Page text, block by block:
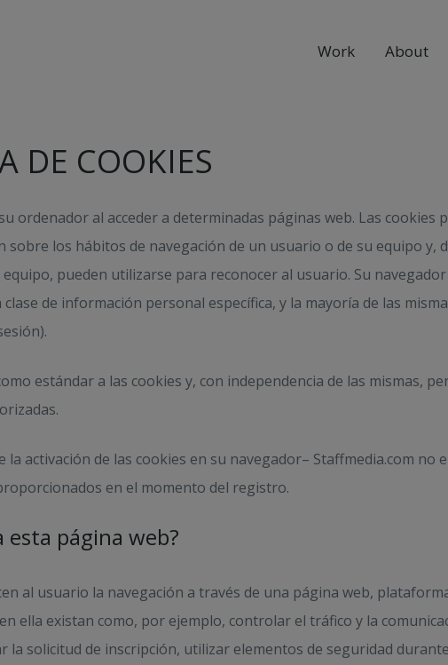
Work About
DE COOKIES
ordenador al acceder a determinadas páginas web. Las
sobre los hábitos de navegación de un usuario o de su equipo y,
pueden utilizarse para reconocer al usuario. Su
de información personal específica, y la mayoría de las
estándar a las cookies y, con independencia de las mismas,
activación de las cookies en su navegador– Staffmedia.com no
en el momento del registro.
página web?
al usuario la navegación a través de una página web,
ella existan como, por ejemplo, controlar el tráfico y la
la solicitud de inscripción, utilizar elementos de seguridad